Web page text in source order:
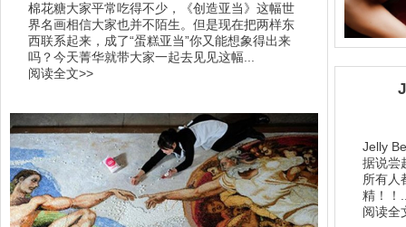
棉花糖大家平常吃得不少，《创造亚当》这幅世
界名画相信大家也并不陌生。但是现在把两样东
西联系起来，成了“蛋糕亚当”你又能想象得出来
吗？今天菁华就带大家一起去见见这幅...
阅读全文>>
Jelly
据说尝
所有人
精！！
阅读全